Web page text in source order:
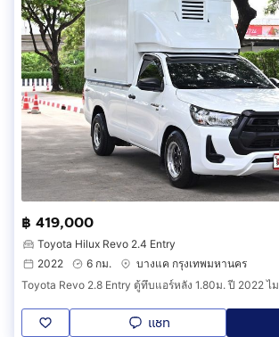
฿ 419,000
Toyota Hilux Revo 2.4 Entry
2022
6 กม.
บางแค กรุงเทพมหานคร
แชท